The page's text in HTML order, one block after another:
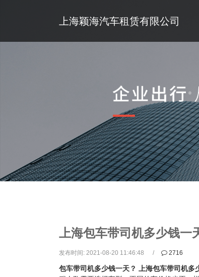
上海颖海汽车租赁有限公司
上海包车带司机多少钱一
发布时间: 2021-08-20 11:46:48 2716
包车带司机多少钱一天？ 上海包车带司机多